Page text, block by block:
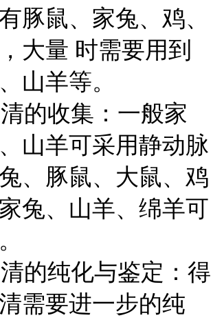
豚鼠、家兔、鸡、
大量 时需要用到
山羊等。
的收集：一般家
山羊可采用静动脉
、豚鼠、大鼠、鸡
兔、山羊、绵羊可
的纯化与鉴定：得
需要进一步的纯